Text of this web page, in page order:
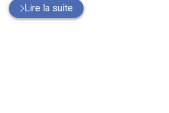
Lire la suite